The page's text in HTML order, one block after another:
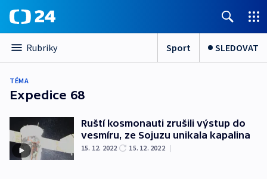
Rubriky Sport SLEDOVAT
TÉMA
Expedice 68
Ruští kosmonauti zrušili výstup do
vesmíru, ze Sojuzu unikala kapalina
15. 12. 2022 15. 12. 2022 |